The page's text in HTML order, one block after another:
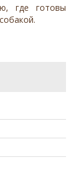
где готовы